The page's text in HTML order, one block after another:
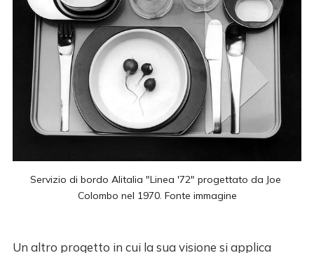
Servizio di bordo Alitalia "Linea '72" progettato da Joe
Colombo nel 1970. Fonte immagine
Un altro progetto in cui la sua visione si applica